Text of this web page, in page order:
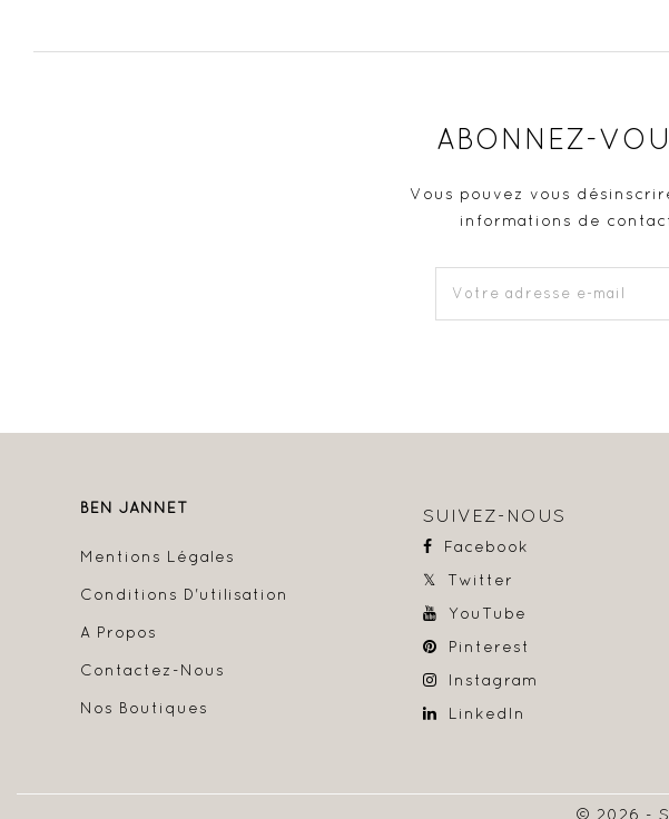
ABONNEZ-
Vous pouvez vous
informations de
BEN JANNET
Mentions Légales
Conditions D'utilisation
A Propos
Contactez-Nous
Nos Boutiques
SUIVEZ-NOUS
Facebook
Twitter
YouTube
Pinterest
Instagram
LinkedIn
© 2026 -